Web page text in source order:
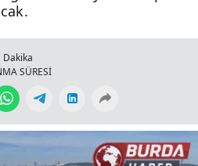
Dakika
SÜRESİ